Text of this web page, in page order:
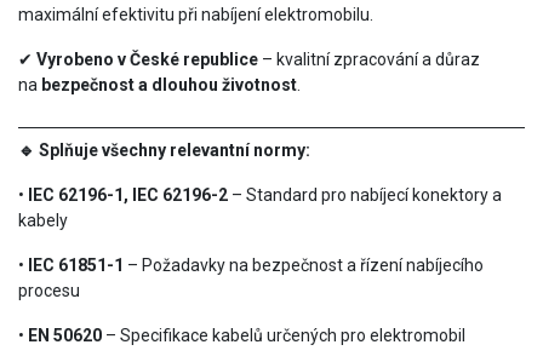
maximální efektivitu při nabíjení elektromobilu.
✔ Vyrobeno v České republice – kvalitní zpracování a důraz
na bezpečnost a dlouhou životnost
🔹 Splňuje všechny relevantní normy:
• IEC 62196-1, IEC 62196-2 – Standard pro nabíjecí konektory a
kabely
• IEC 61851-1 – Požadavky na bezpečnost a řízení nabíjecího
procesu
• EN 50620 – Specifikace kabelů určených pro elektromobil